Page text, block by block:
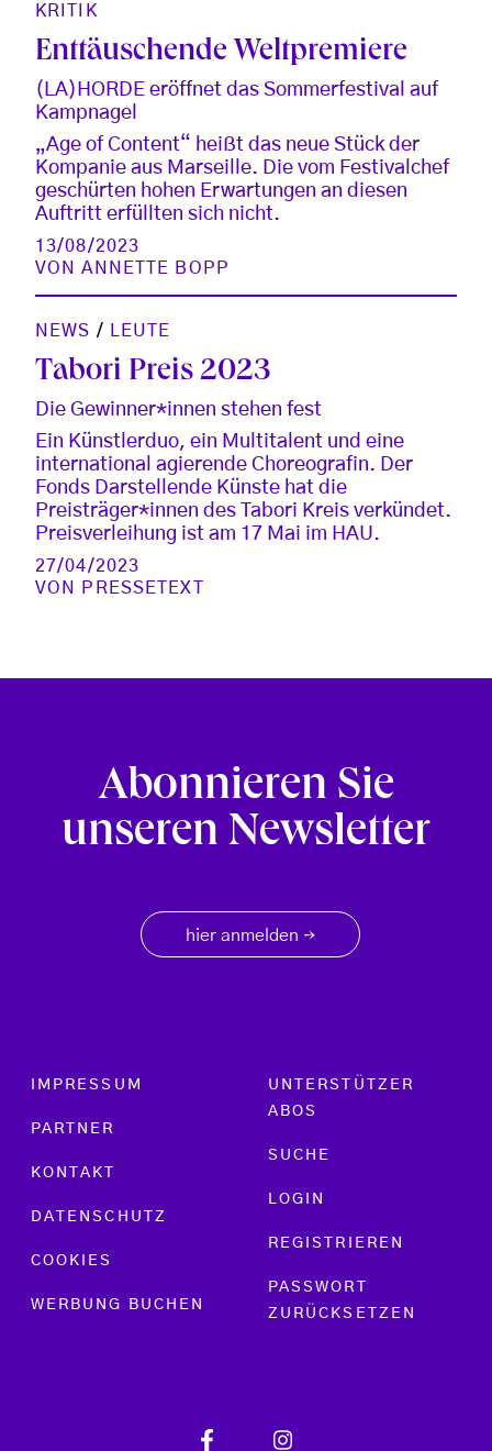
KRITIK
Enttäuschende Weltpremiere
(LA)HORDE eröffnet das Sommerfestival auf
Kampnagel
„Age of Content“ heißt das neue Stück der
Kompanie aus Marseille. Die vom Festivalchef
geschürten hohen Erwartungen an diesen
Auftritt erfüllten sich nicht.
13/08/2023
VONANNETTE BOPP
NEWS / LEUTE
Tabori Preis 2023
Die Gewinner*innen stehen fest
Ein Künstlerduo, ein Multitalent und eine
international agierende Choreografin. Der
Fonds Darstellende Künste hat die
Preisträger*innen des Tabori Kreis verkündet.
Preisverleihung ist am 17 Mai im HAU.
27/04/2023
VON
PRESSETEXT
Abonnieren Sie
unseren Newsletter
hier anmelden →
Footer menu
IMPRESSUM
PARTNER
KONTAKT
DATENSCHUTZ
COOKIES
WERBUNG BUCHEN
UNTERSTÜTZER
ABOS
SUCHE
LOGIN
REGISTRIEREN
PASSWORT
ZURÜCKSETZEN